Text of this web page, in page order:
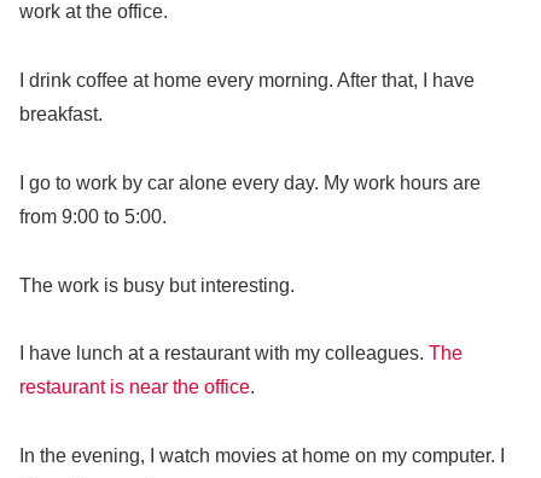
work at the office.
I drink coffee at home every morning. After that, I have
breakfast.
I go to work by car alone every day. My work hours are
from 9:00 to 5:00.
The work is busy but interesting.
I have lunch at a restaurant with my colleagues. The
restaurant is near the office.
In the evening, I watch movies at home on my computer. I